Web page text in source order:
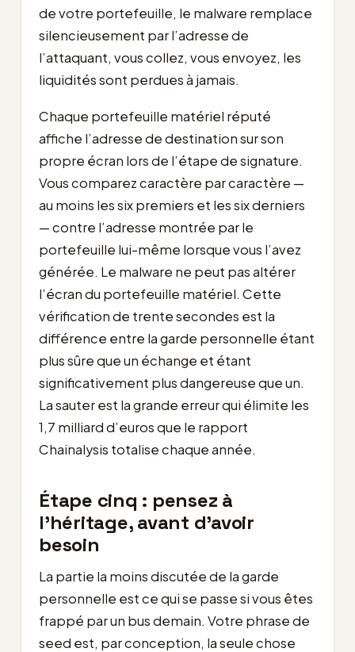
de votre portefeuille, le malware remplace
silencieusement par l’adresse de
l’attaquant, vous collez, vous envoyez, les
liquidités sont perdues à jamais.
Chaque portefeuille matériel réputé
affiche l’adresse de destination sur son
propre écran lors de l’étape de signature.
Vous comparez caractère par caractère —
au moins les six premiers et les six derniers
— contre l’adresse montrée par le
portefeuille lui-même lorsque vous l’avez
générée. Le malware ne peut pas altérer
l’écran du portefeuille matériel. Cette
vérification de trente secondes est la
différence entre la garde personnelle étant
plus sûre que un échange et étant
significativement plus dangereuse que un.
La sauter est la grande erreur qui élimite les
1,7 milliard d’euros que le rapport
Chainalysis totalise chaque année.
Étape cinq : pensez à
l’héritage, avant d’avoir
besoin
La partie la moins discutée de la garde
personnelle est ce qui se passe si vous êtes
frappé par un bus demain. Votre phrase de
seed est, par conception, la seule chose